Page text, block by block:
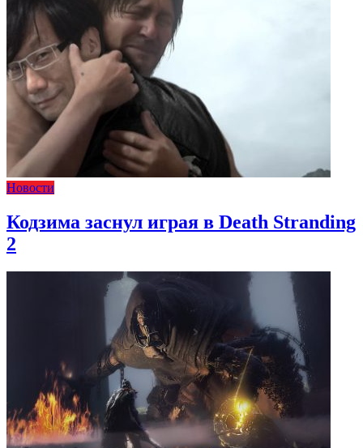
Новости
Кодзима заснул играя в Death Stranding
2